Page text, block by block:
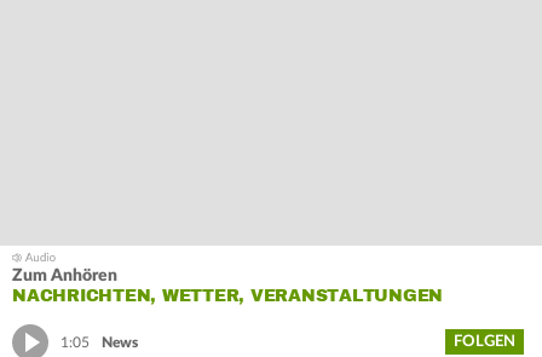
Zum Anhören
NACHRICHTEN, WETTER, VERANSTALTUNGEN
1:05 News FOLGEN